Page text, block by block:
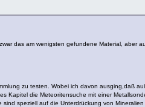
das am wenigsten gefundene Material, aber
zu testen. Wobei ich davon ausging,daß
Kapitel die Meteoritensuche mit einer
speziell auf die Unterdrückung von